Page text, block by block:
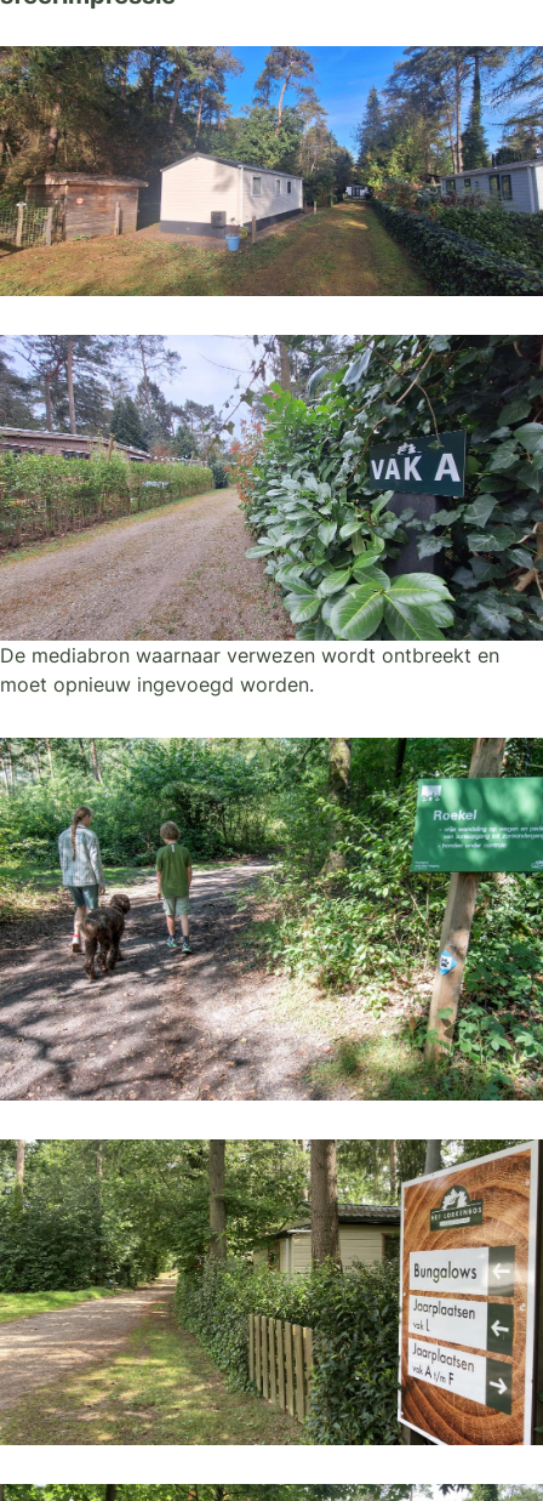
De mediabron waarnaar verwezen wordt ontbreekt en
moet opnieuw ingevoegd worden.